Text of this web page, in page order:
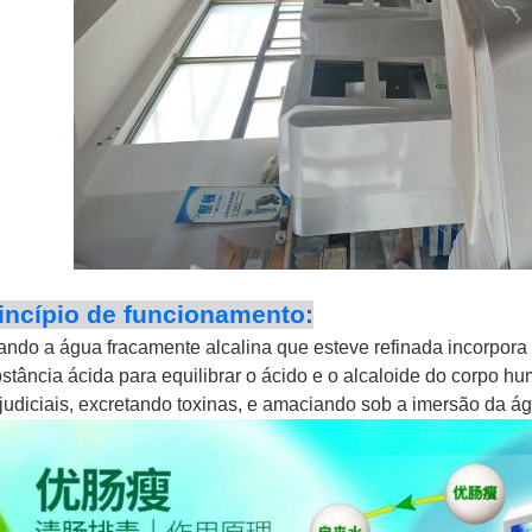
de funcionamento:
a água fracamente alcalina que esteve refinada
ácida para equilibrar o ácido e o alcaloide do corpo
excretando toxinas, e amaciando sob a imersão da